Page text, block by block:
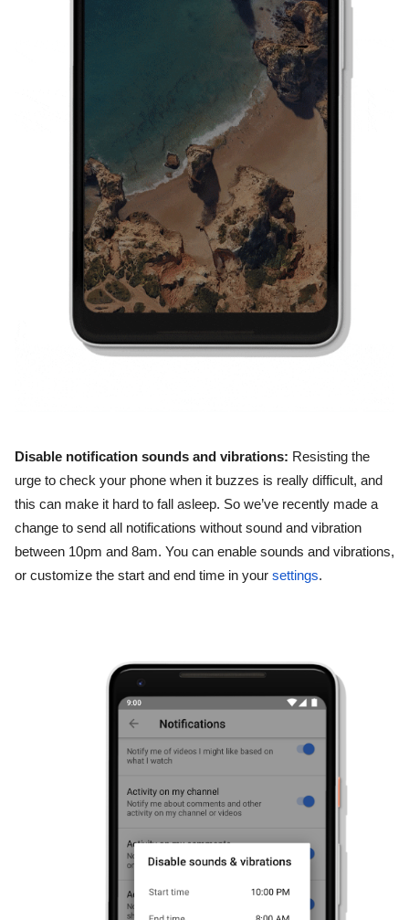
Disable notification sounds and vibrations: Resisting the
urge to check your phone when it buzzes is really difficult, and
this can make it hard to fall asleep. So we’ve recently made a
change to send all notifications without sound and vibration
between 10pm and 8am. You can enable sounds and vibrations,
or customize the start and end time in your settings.